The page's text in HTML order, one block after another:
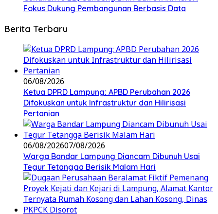
Fokus Dukung Pembangunan Berbasis Data
Berita Terbaru
06/08/2026
Ketua DPRD Lampung: APBD Perubahan 2026
Difokuskan untuk Infrastruktur dan Hilirisasi
Pertanian
06/08/202607/08/2026
Warga Bandar Lampung Diancam Dibunuh Usai
Tegur Tetangga Berisik Malam Hari